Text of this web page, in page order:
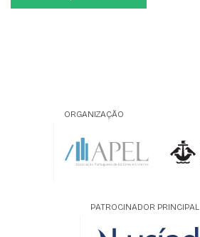
ORGANIZAÇÃO
PATROCINADOR PRINCIPAL